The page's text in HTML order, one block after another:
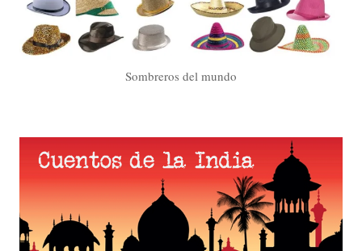
Sombreros del mundo